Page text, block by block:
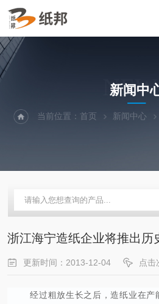
新闻中
当前位置：首页 新闻中心
浙江海宁造纸企业将推出历
更新时间：2013-12-04 点击
经过粗放生长之后，造纸业在产